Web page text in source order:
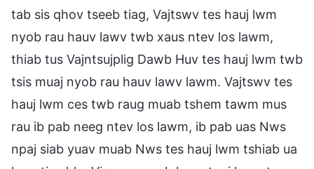
tab sis qhov tseeb tiag, Vajtswv tes hauj lwm
nyob rau hauv lawv twb xaus ntev los lawm,
thiab tus Vajntsujplig Dawb Huv tes hauj lwm twb
tsis muaj nyob rau hauv lawv lawm. Vajtswv tes
hauj lwm ces twb raug muab tshem tawm mus
rau ib pab neeg ntev los lawm, ib pab uas Nws
npaj siab yuav muab Nws tes hauj lwm tshiab ua